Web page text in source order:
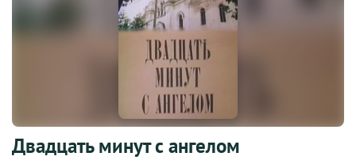
Двадцать минут с ангелом